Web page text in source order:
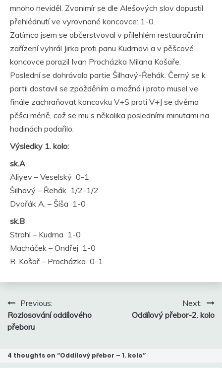
mnoho neviděl. Zvonimír se dle Alešových slov dopustil
přehlédnutí ve vyrovnané koncovce: 1-0.
Zatímco jsem se občerstvoval v přilehlém restauračním
zařízení vyhrál Jirka proti panu Kudrnovi a v pěšcové
koncovce porazil Ivan Procházka Milana Košaře.
Poslední se dohrávala partie Šilhavý-Řehák. Černý se k
partii dostavil se zpožděním a možná i proto musel ve
finále zachraňovat koncovku V+S proti V+J se dvěma
pěšci méně, což se mu s několika posledními minutami na
hodinách podařilo.
Výsledky 1. kolo:
sk.A
Aliyev – Veselský 0-1
Šilhavý – Řehák 1/2-1/2
Dvořák A. – Šíša 1-0
sk.B
Strahl – Kudrna 1-0
Macháček – Ondřej 1-0
R. Košař – Procházka 0-1
Navigace
příspěvek
Previous:
Rozlosování oddílového
přeboru
Next:
Oddílový přebor-2. kolo
4 thoughts on “Oddílový přebor – 1. kolo”